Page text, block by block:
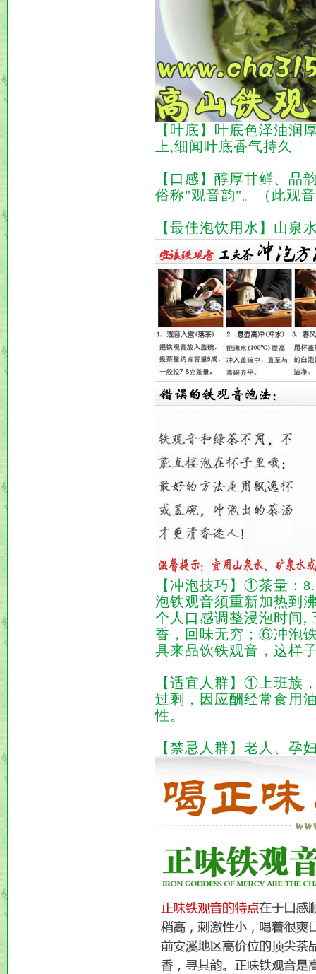
【叶底】叶底色泽油润
上,细闻叶底香气持久
【口感】醇厚甘鲜、品
俗称"观音韵"。（此观
【最佳泡饮用水】山泉
【冲泡技巧】①茶量：
泡铁观音须重新加热到
个人口感调整浸泡时间,
香，回味无穷；⑥冲泡
具来品饮铁观音，这样
【适宜人群】①上班族
过剩，因应酬经常食用
性。
【禁忌人群】老人、孕